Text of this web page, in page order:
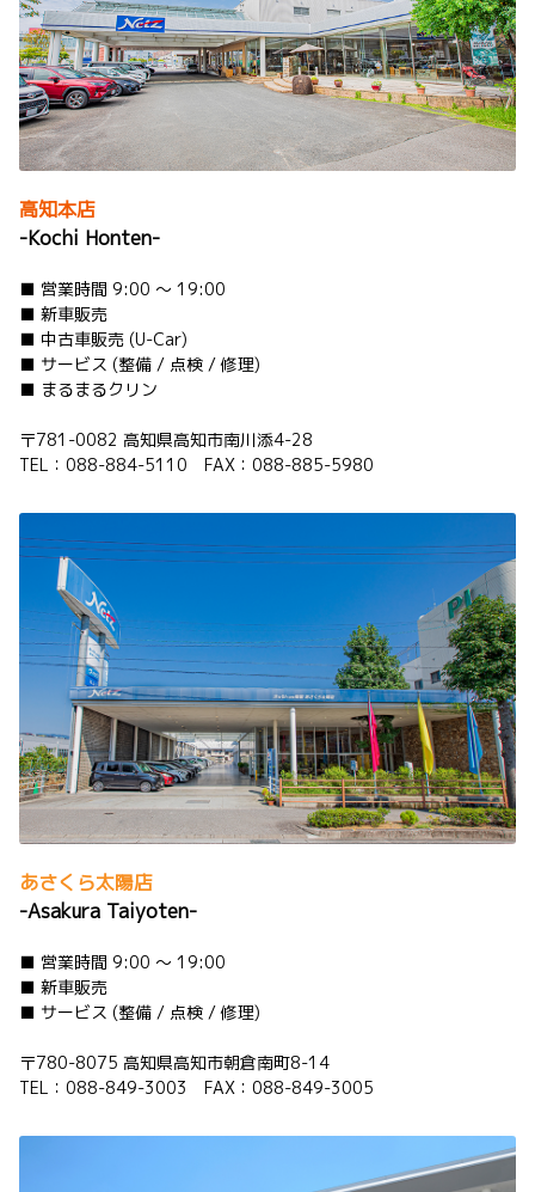
ハイエース ワゴンを一部改良しました。
詳しくはこちら
2026-06-18
ハイエース コミューター 一部改良
ハイエース コミューターを一部改良しました。
詳しくはこちら
2026-06-04
ピクシスバン（ガソリン車） 一部改良
ピクシスバンのガソリン車を一部改良しまし
た。
2026-06-03
ヴェルファイア 一部改良
ヴェルファイアを一部改良しました。
詳しくはこちら
2026-06-03
アルファード 一部改良
詳しくはこちら
2026-05-28
新型ハイラックス 装いも新たに登場！
過酷な環境を走り抜き、タフな用途を完遂す
る。
世界中で人々を支え続けてきた、無比の実力と
高知本店
-Kochi Honten-
■ 営業時間 9:00 ～ 19:00
■ 新車販売
■ 中古車販売 (U-Car)
■ サービス (整備 / 点検 / 修理)
■ まるまるクリン
〒781-0082 高知県高知市南川添4-28
TEL：088-884-5110 FAX：088-885-5980
あさくら太陽店
-Asakura Taiyoten-
■ 営業時間 9:00 ～ 19:00
■ 新車販売
■ サービス (整備 / 点検 / 修理)
〒780-8075 高知県高知市朝倉南町8-14
TEL：088-849-3003 FAX：088-849-3005